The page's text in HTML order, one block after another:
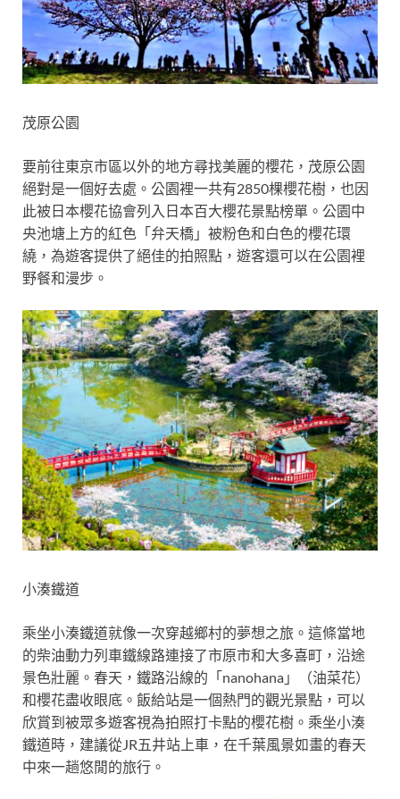
茂原公園
要前往東京市區以外的地方尋找美麗的櫻花，茂原公園
絕對是一個好去處。公園裡一共有2850棵櫻花樹，也因
此被日本櫻花協會列入日本百大櫻花景點榜單。公園中
央池塘上方的紅色「弁天橋」被粉色和白色的櫻花環
繞，為遊客提供了絕佳的拍照點，遊客還可以在公園裡
野餐和漫步。
小湊鐵道
乘坐小湊鐵道就像一次穿越鄉村的夢想之旅。這條當地
的柴油動力列車鐵線路連接了市原市和大多喜町，沿途
景色壯麗。春天，鐵路沿線的「nanohana」（油菜花）
和櫻花盡收眼底。飯給站是一個熱門的觀光景點，可以
欣賞到被眾多遊客視為拍照打卡點的櫻花樹。乘坐小湊
鐵道時，建議從JR五井站上車，在千葉風景如畫的春天
中來一趟悠閒的旅行。